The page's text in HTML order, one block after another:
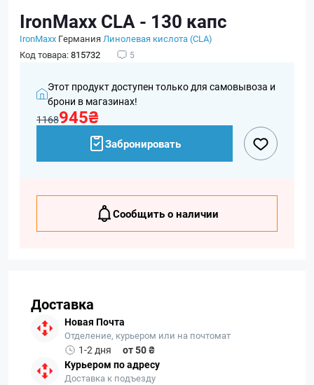
IronMaxx CLA - 130 капс
IronMaxx ГерманияЛинолевая кислота (CLA)
Код товара:815732 5
Этот продукт доступен только для самовывоза и
брони в магазинах!
1168945₴
Забронировать
Сообщить о наличии
Доставка
Новая Почта
Отделение, курьером или на почтомат
1-2 дня
от 50 ₴
Курьером по адресу
Доставка к подъезду